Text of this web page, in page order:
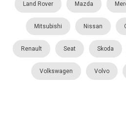
Land Rover Mazda
Mitsubishi Nissan
Renault Seat Skoda
Volkswagen Volvo